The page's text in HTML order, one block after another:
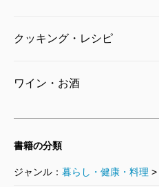
」に連載された
連載されたエッセイや、書
「考える人」で欠かさず読
「お稽古のこと」には、涙
クッキング・レシピ
ワイン・お酒
書籍の分類
ジャンル： 暮らし・健康・料理 >